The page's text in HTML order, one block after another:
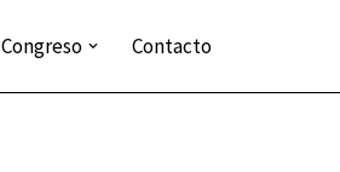
Congreso Contacto